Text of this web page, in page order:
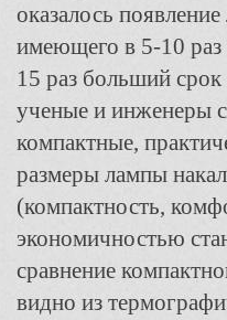
оказалось
имеющего в 5-10
15 раз больший
ученые и инженеры
компактные,
размеры лампы
(компактность,
экономичностью
сравнение
видно из